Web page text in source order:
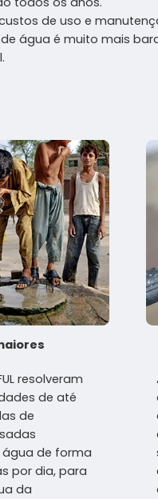
de uso e
água é muito mais
resolveram
de até
de
de forma
por dia, para
da